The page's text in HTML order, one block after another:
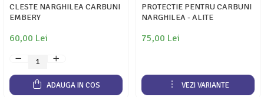
CLESTE NARGHILEA CARBUNI
EMBERY
60,00 Lei
ADAUGA IN COS
PROTECTIE PENTRU CARBUNI
NARGHILEA - ALITE
75,00 Lei
VEZI VARIANTE